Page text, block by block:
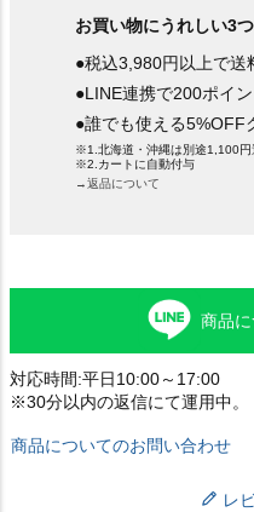
お買い物にうれしい3
●税込3,980円以上で
●LINE連携で200ポイ
●誰でも使える
※1.北海道・沖縄は別途1,100円
※2.カートに自動付与
→返品について
商品
対応時間:平日10:00～17:00
※30分以内の返信にて運用中。
商品についてのお問い合わせ
レ